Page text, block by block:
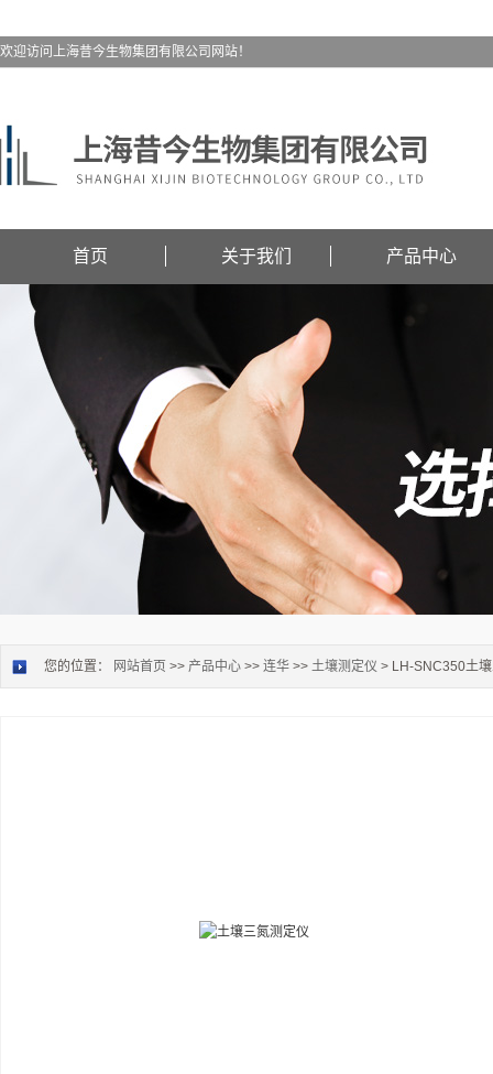
欢迎访问上海昔今生物集团有限公司网站！
首页 关于我们 产品中心
您的位置： 网站首页 >> 产品中心 >> 连华 >> 土壤测定仪 > LH-SNC350土